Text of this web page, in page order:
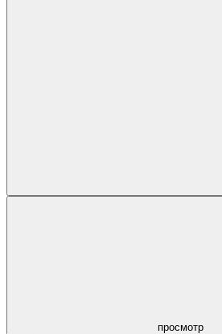
просмотр